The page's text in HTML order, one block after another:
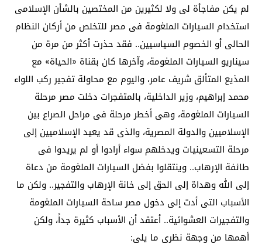
لم يكن مفاجأة لى ولا لكثيرين من المختصين بالشأن الإسلامى
استخدام السيارات الملغومة فى مصر للتخلص من أركان النظام
الحالى أو الخصوم السياسيين.. فقد حذرت أكثر من مرة من
سيناريو السيارات الملغومة، وآخرها كان بقناة «الحياة» مع
المذيع المتألق شريف عامر، واليوم مع محاولة تفجير ركب اللواء
محمد إبراهيم، وزير الداخلية، بالمتفجرات دخلت مصر مرحلة
السيارات الملغومة، وهى أخطر مرحلة فى مراحل الصراع بين
الإسلاميين والدولة المصرية، والذى قد يعيد الإسلاميين إلى
مرحلة التسعينيات ويدخلهم سواء أرادوا أو لم يريدوا فى
طائفة الإرهاب.. وينتقلوا بفضل السيارات الملغومة من دعاة
إلى الله وهداة إلى الحق إلى خانة الإرهاب والتفجير.. ولكن ما
الأسباب التى أدت إلى دخول مصر ساحة السيارات الملغومة
والتفجيرات العشوائية.. أعتقد أن الأسباب كثيرة جداً، ولكن
أهمها من وجهة نظرى ما يلى: